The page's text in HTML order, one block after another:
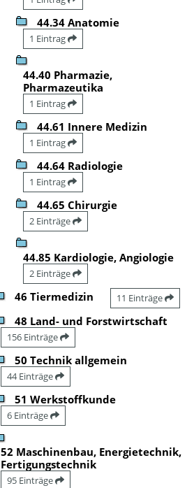
44.34 Anatomie
1 Eintrag
44.40 Pharmazie,
Pharmazeutika
1 Eintrag
44.61 Innere Medizin
1 Eintrag
44.64 Radiologie
1 Eintrag
44.65 Chirurgie
2 Einträge
44.85 Kardiologie, Angiologie
2 Einträge
46 Tiermedizin 11 Einträge
48 Land- und Forstwirtschaft
156 Einträge
50 Technik allgemein
44 Einträge
51 Werkstoffkunde
6 Einträge
52 Maschinenbau, Energietechnik,
Fertigungstechnik
95 Einträge